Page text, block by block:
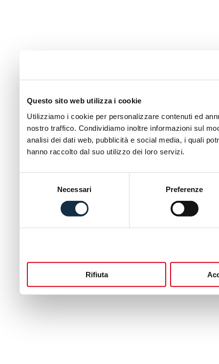
Questo sito web utilizza i cookie
Utilizziamo i cookie per personalizzare contenuti ed
nostro traffico. Condividiamo inoltre informazioni sul
analisi dei dati web, pubblicità e social media, i quali
hanno raccolto dal suo utilizzo dei loro servizi.
Necessari Preferenze
Rifiuta